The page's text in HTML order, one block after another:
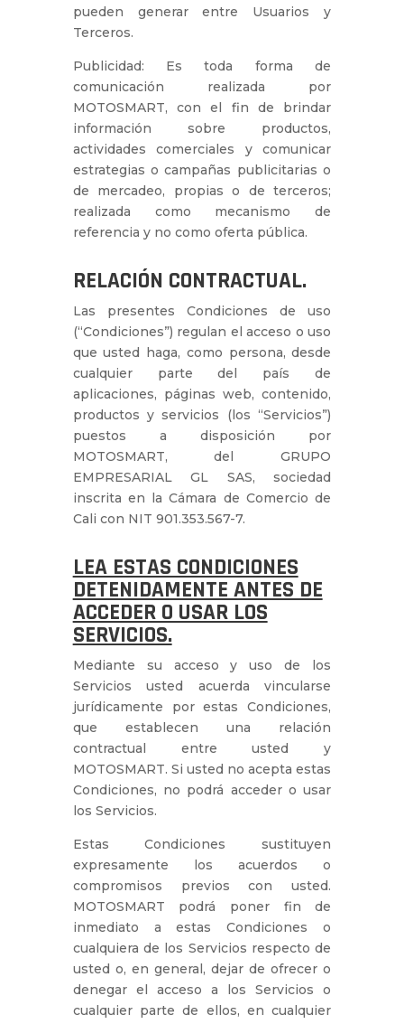
pueden generar entre Usuarios y
Terceros.
Publicidad: Es toda forma de
comunicación realizada por
MOTOSMART, con el fin de brindar
información sobre productos,
actividades comerciales y comunicar
estrategias o campañas publicitarias o
de mercadeo, propias o de terceros;
realizada como mecanismo de
referencia y no como oferta pública.
RELACIÓN CONTRACTUAL.
Las presentes Condiciones de uso
(“Condiciones”) regulan el acceso o uso
que usted haga, como persona, desde
cualquier parte del país de
aplicaciones, páginas web, contenido,
productos y servicios (los “Servicios”)
puestos a disposición por
MOTOSMART, del GRUPO
EMPRESARIAL GL SAS, sociedad
inscrita en la Cámara de Comercio de
Cali con NIT 901.353.567-7.
LEA ESTAS CONDICIONES
DETENIDAMENTE ANTES DE
ACCEDER O USAR LOS
SERVICIOS.
Mediante su acceso y uso de los
Servicios usted acuerda vincularse
jurídicamente por estas Condiciones,
que establecen una relación
contractual entre usted y
MOTOSMART. Si usted no acepta estas
Condiciones, no podrá acceder o usar
los Servicios.
Estas Condiciones sustituyen
expresamente los acuerdos o
compromisos previos con usted.
MOTOSMART podrá poner fin de
inmediato a estas Condiciones o
cualquiera de los Servicios respecto de
usted o, en general, dejar de ofrecer o
denegar el acceso a los Servicios o
cualquier parte de ellos, en cualquier